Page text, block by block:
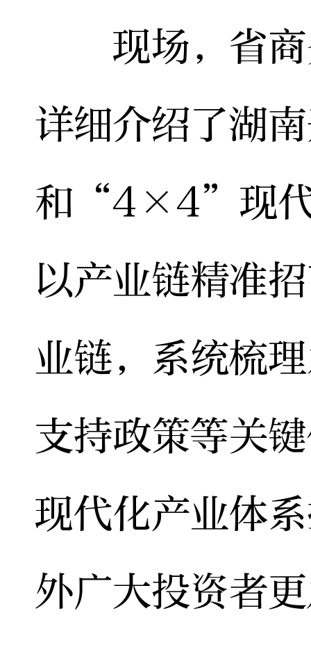
现场，省商
详细介绍了湖
和“4×4”现代
以产业链精准
业链，系统梳
支持政策等关
现代化产业体
外广大投资者